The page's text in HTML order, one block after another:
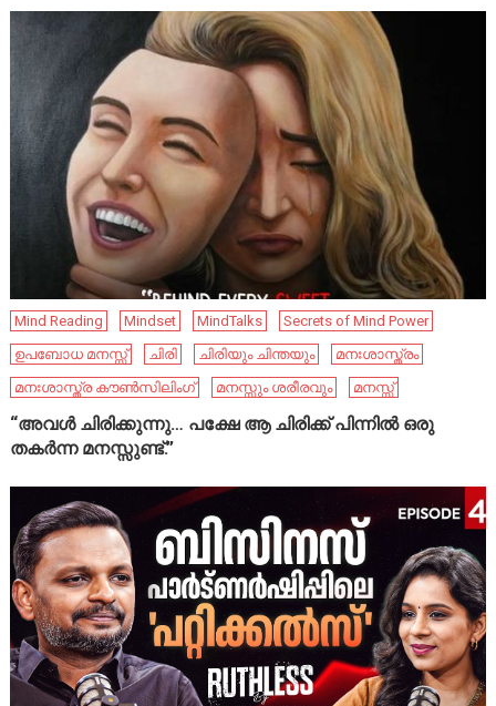
Mind Reading Mindset MindTalks
Secrets of Mind Power
ഉപബോധ മനസ്സ്
ചിരി ചിരിയും ചിന്തയും
മനഃശാസ്ത്രം
മനഃശാസ്ത്ര കൗൺസിലിംഗ്
മനസ്സും ശരീരവും മനസ്സ്
“അവൾ ചിരിക്കുന്നു… പക്ഷേ ആ ചിരിക്ക് പിന്നിൽ ഒരു
തകർന്ന മനസ്സുണ്ട്.”